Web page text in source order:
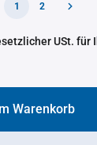
1 2
USt. für
Warenkorb